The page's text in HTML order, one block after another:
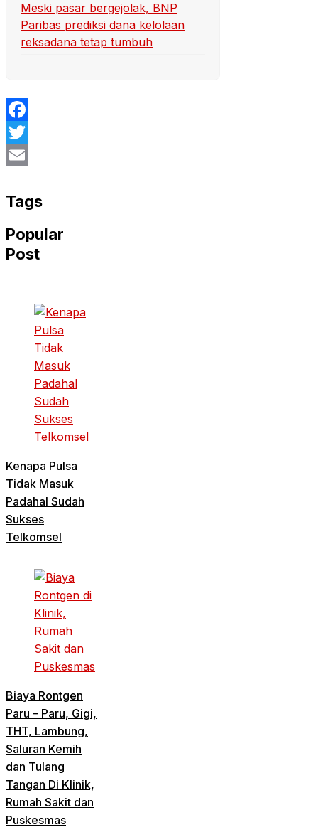
Meski pasar bergejolak, BNP
Paribas prediksi dana kelolaan
reksadana tetap tumbuh
Facebook
Twitter
Tags
Popular
Post
Kenapa Pulsa
Tidak Masuk
Padahal Sudah
Sukses
Telkomsel
Biaya Rontgen
Paru – Paru, Gigi,
THT, Lambung,
Saluran Kemih
dan Tulang
Tangan Di Klinik,
Rumah Sakit dan
Puskesmas